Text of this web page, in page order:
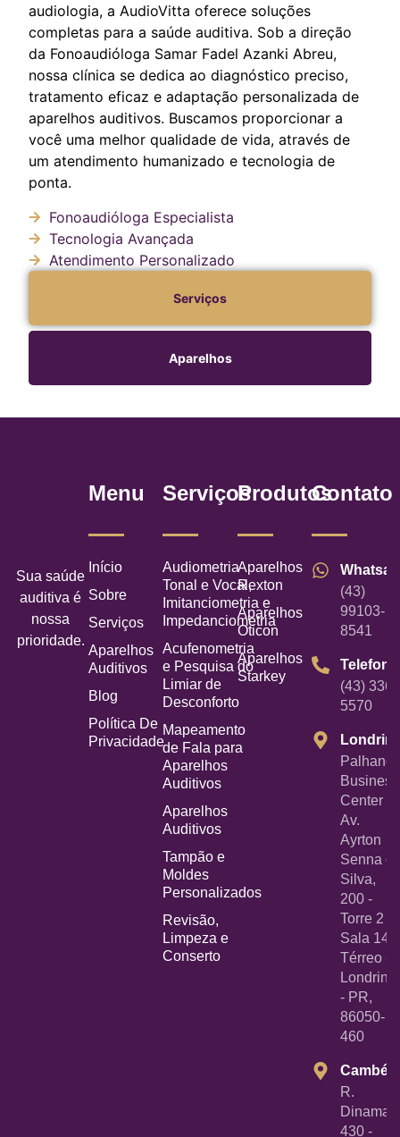
audiologia, a AudioVitta oferece soluções
completas para a saúde auditiva. Sob a direção
da Fonoaudióloga Samar Fadel Azanki Abreu,
nossa clínica se dedica ao diagnóstico preciso,
tratamento eficaz e adaptação personalizada de
aparelhos auditivos. Buscamos proporcionar a
você uma melhor qualidade de vida, através de
um atendimento humanizado e tecnologia de
ponta.
Fonoaudióloga Especialista
Tecnologia Avançada
Atendimento Personalizado
Serviços
Aparelhos
Sua saúde
auditiva é
nossa
prioridade.
Menu
Início
Sobre
Serviços
Aparelhos
Auditivos
Blog
Política De
Privacidade
Serviços
Audiometria
Tonal e Vocal,
Imitanciometria e
Impedanciometria
Acufenometria
e Pesquisa do
Limiar de
Desconforto
Mapeamento
de Fala para
Aparelhos
Auditivos
Aparelhos
Auditivos
Tampão e
Moldes
Personalizados
Revisão,
Limpeza e
Conserto
Produtos
Aparelhos
Rexton
Aparelhos
Oticon
Aparelhos
Starkey
Contato
(43)
99103-
8541
Telefone
(43)
5570
Palhano
Business
Center -
Av.
Ayrton
Senna
Silva,
200 -
Torre 2 -
Sala 14
Térreo -
Londrina
- PR,
86050-
460
Cambé
R.
430 -